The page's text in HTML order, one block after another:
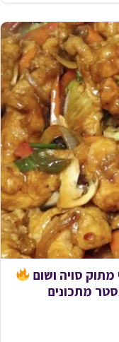
סויה ושום
מתכונים